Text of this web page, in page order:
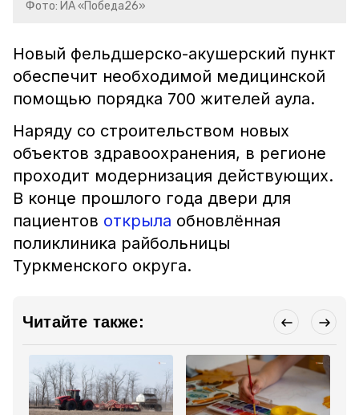
Фото: ИА «Победа26»
Новый фельдшерско-акушерский пункт
обеспечит необходимой медицинской
помощью порядка 700 жителей аула.
Наряду со строительством новых
объектов здравоохранения, в регионе
проходит модернизация действующих.
В конце прошлого года двери для
пациентов открыла обновлённая
поликлиника райбольницы
Туркменского округа.
Читайте также: